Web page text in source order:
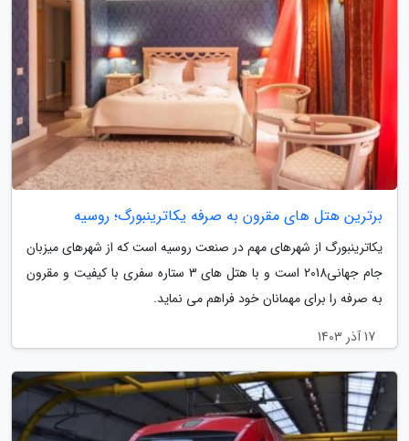
برترین هتل های مقرون به صرفه یکاترینبورگ؛ روسیه
یکاترینبورگ از شهرهای مهم در صنعت روسیه است که از شهرهای میزبان
جام جهانی2018 است و با هتل های 3 ستاره سفری با کیفیت و مقرون
به صرفه را برای مهمانان خود فراهم می نماید.
17 آذر 1403